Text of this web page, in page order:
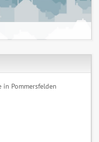
in Pommersfelden